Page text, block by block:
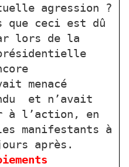
agression ?
que ceci est dû
lors de la
menacé
et n’avait
à l’action, en
manifestants à
après.